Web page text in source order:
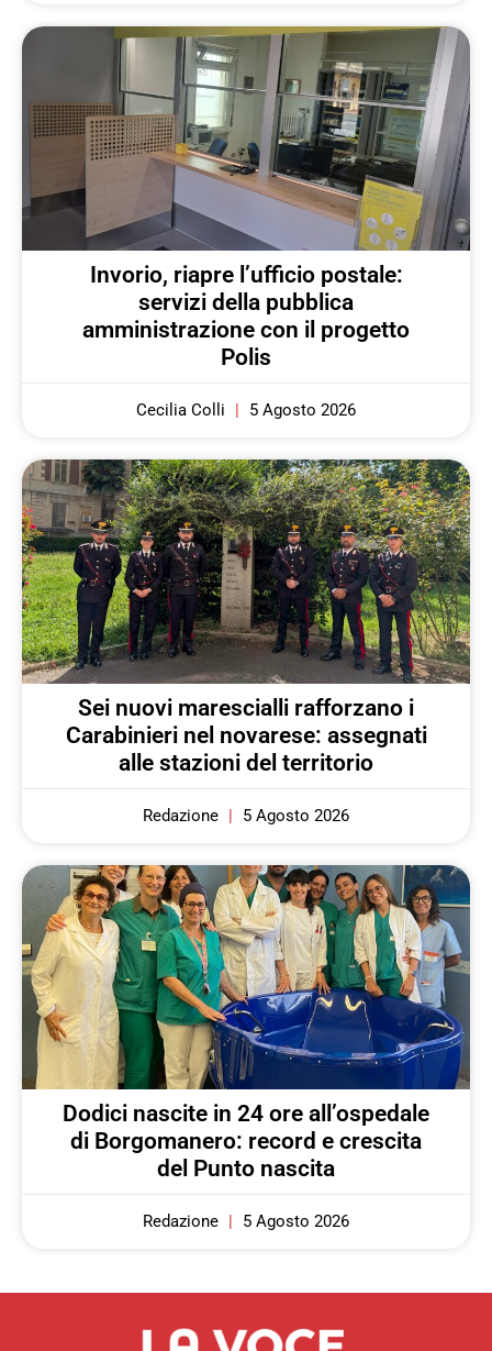
Invorio, riapre l’ufficio postale:
servizi della pubblica
amministrazione con il progetto
Polis
Cecilia Colli 5 Agosto 2026
Sei nuovi marescialli rafforzano i
Carabinieri nel novarese: assegnati
alle stazioni del territorio
Redazione 5 Agosto 2026
Dodici nascite in 24 ore all’ospedale
di Borgomanero: record e crescita
del Punto nascita
Redazione 5 Agosto 2026